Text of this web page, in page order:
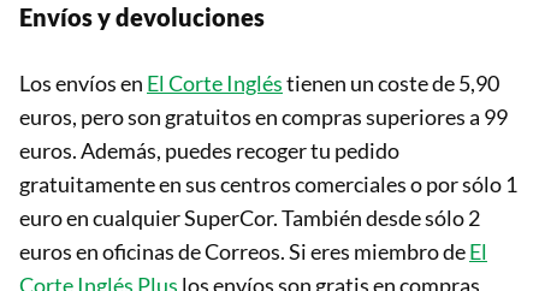
Envíos y devoluciones
Los envíos en El Corte Ingléstienen un coste de 5,90
euros, pero son gratuitos en compras superiores a 99
euros. Además, puedes recoger tu pedido
gratuitamente en sus centros comerciales o por sólo 1
euro en cualquier SuperCor. También desde sólo 2
euros en oficinas de Correos. Si eres miembro deEl
Corte Inglés Plus los envíos son gratis en compras